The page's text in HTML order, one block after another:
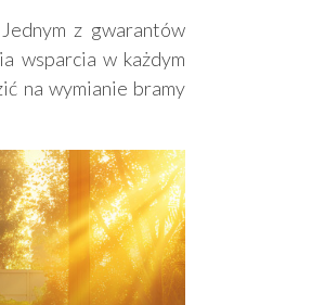
z gwarantów
wsparcia w każdym
na wymianie bramy